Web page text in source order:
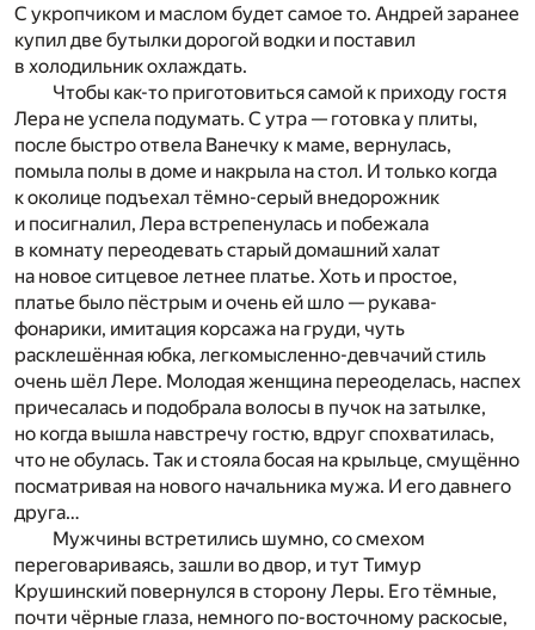
С укропчиком и маслом будет самое то. Андрей заранее
купил две бутылки дорогой водки и поставил
в холодильник охлаждать.
Чтобы как-то приготовиться самой к приходу гостя
Лера не успела подумать. С утра — готовка у плиты,
после быстро отвела Ванечку к маме, вернулась,
помыла полы в доме и накрыла на стол. И только когда
к околице подъехал тёмно-серый внедорожник
и посигналил, Лера встрепенулась и побежала
в комнату переодевать старый домашний халат
на новое ситцевое летнее платье. Хоть и простое,
платье было пёстрым и очень ей шло — рукава-
фонарики, имитация корсажа на груди, чуть
расклешённая юбка, легкомысленно-девчачий стиль
очень шёл Лере. Молодая женщина переоделась, наспех
причесалась и подобрала волосы в пучок на затылке,
но когда вышла навстречу гостю, вдруг спохватилась,
что не обулась. Так и стояла босая на крыльце, смущённо
посматривая на нового начальника мужа. И его давнего
друга…
Мужчины встретились шумно, со смехом
переговариваясь, зашли во двор, и тут Тимур
Крушинский повернулся в сторону Леры. Его тёмные,
почти чёрные глаза, немного по-восточному раскосые,